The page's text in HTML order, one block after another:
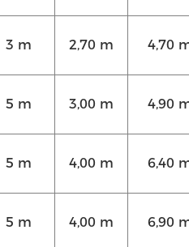
3 m 2,70 m 4,70
5 m 3,00 m 4,90
5 m 4,00 m 6,40
5 m 4,00 m 6,90